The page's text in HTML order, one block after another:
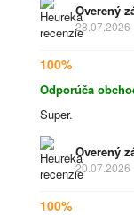
Overený
28.07.2026
100%
Odporúča
Super.
Overený
20.07.2026
100%